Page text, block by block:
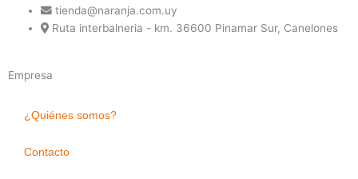
tienda@naranja.com.uy
Ruta interbalneria - km. 36600 Pinamar Sur, Canelones
Empresa
¿Quiénes somos?
Contacto